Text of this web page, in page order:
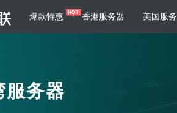
爆款特惠 香港服务器 美国服
香港服务器
供可定制化的架
绍
服务器